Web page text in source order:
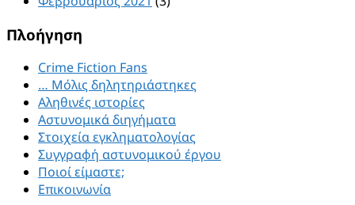
Πλοήγηση
Crime Fiction Fans
… Μόλις δηλητηριάστηκες
Αληθινές ιστορίες
Αστυνομικά διηγήματα
Στοιχεία εγκληματολογίας
Συγγραφή αστυνομικού έργου
Ποιοί είμαστε;
Επικοινωνία